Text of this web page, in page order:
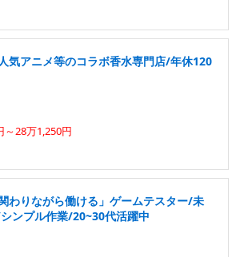
気アニメ等のコラボ香水専門店/年休120
～28万1,250円
わりながら働ける」ゲームテスター/未
ンプル作業/20~30代活躍中